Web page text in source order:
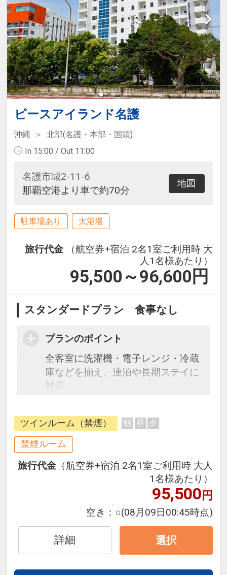
ピースアイランド名護
沖縄
北部(名護・本部・国頭)
In 15:00 / Out 11:00
名護市城2-11-6
那覇空港より車で約70分
地図
駐車場あり 大浴場
旅行代金
（航空券+宿泊 2名1室ご利用時 大
人1名様あたり）
95,500～96,600 円
スタンダードプラン 食事なし
プランのポイント
全客室に洗濯機・電子レンジ・冷蔵
庫などを揃え、連泊や長期ステイに
対応。
面した客室がございます。
・ホテル敷地内有料駐車場は先着
順。1泊1台600円（税込）※満車時
は徒歩3分ほどの契約駐車場又はコ
インパーキングをご案内いたしま
・滞在中の客室清掃はございませ
の交換は日々行います。
ツインルーム（禁煙） 朝 昼 夕
禁煙ルーム
旅行代金 （航空券+宿泊 2名1室ご利用時 大人
1名様あたり）
95,500円
空き： ○(08月09日00:45時点)
詳細 選択